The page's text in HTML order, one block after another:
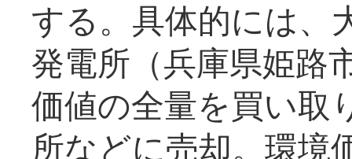
する。具体的には、
発電所（兵庫県姫路
価値の全量を買い取
所などに売却。環境